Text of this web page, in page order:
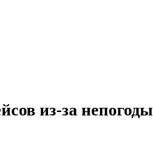
из-за непогоды